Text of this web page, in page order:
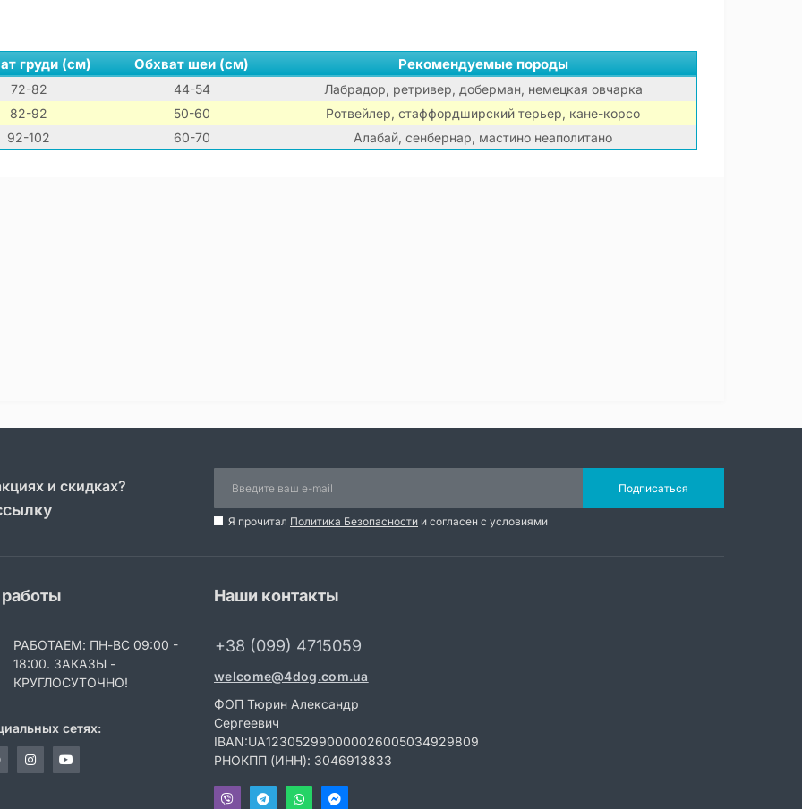
груди (см) Обхват шеи (см) Рекомендуемые породы
72-82 44-54
Лабрадор, ретривер, доберман, немецкая овчарка
82-92
50-60
Ротвейлер, стаффордширский терьер, кане-корсо
92-102
60-70 Алабай, сенбернар, мастино неаполитано
и скидках? Подписаться
Я прочитал Политика Безопасности и согласен с условиями
РАБОТАЕМ: ПН-ВС 09:00 -
18:00. ЗАКАЗЫ -
КРУГЛОСУТОЧНО!
сетях:
Наши контакты
+38 (099) 4715059
welcome@4dog.com.ua
ФОП Тюрин Александр
Сергеевич
IBAN:UA123052990000026005034929809
РНОКПП (ИНН): 3046913833